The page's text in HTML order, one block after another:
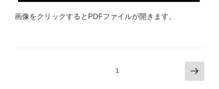
画像をクリックするとPDFファイルが開きます。
1
次
の